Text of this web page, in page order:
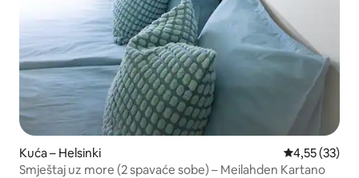
Kuća – Helsinki Prosječna
4,55 (33)
Smještaj uz more (2 spavaće sobe) – Meilahden Kartano